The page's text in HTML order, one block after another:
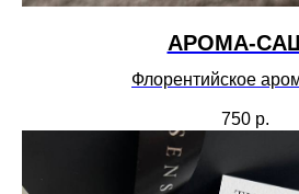
АРОМА-
Флорентийское
750 р.